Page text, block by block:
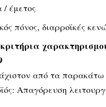
/ έμετος
πόνος, διαρροϊκές
από τα